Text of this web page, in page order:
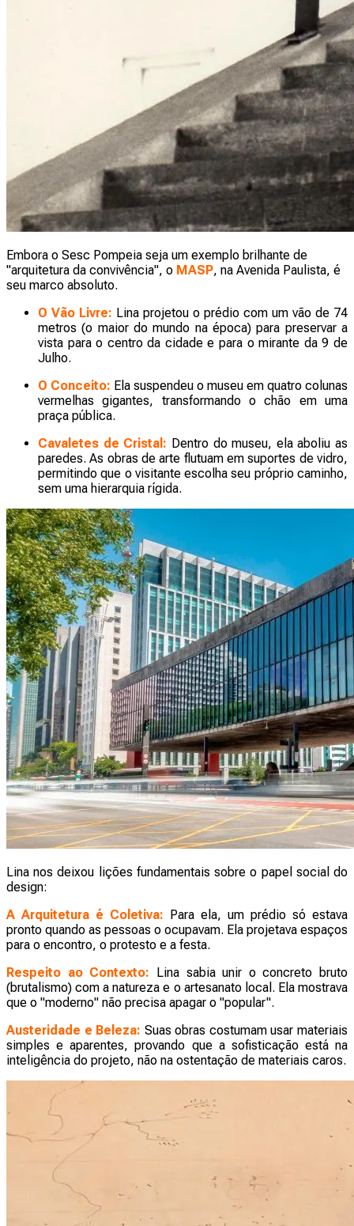
Embora o Sesc Pompeia seja um exemplo brilhante de
"arquitetura da convivência", o MASP, na Avenida Paulista, é
seu marco absoluto.
O Vão Livre: Lina projetou o prédio com um vão de 74
metros (o maior do mundo na época) para preservar a
vista para o centro da cidade e para o mirante da 9 de
Julho.
O Conceito: Ela suspendeu o museu em quatro colunas
vermelhas gigantes, transformando o chão em uma
praça pública.
Cavaletes de Cristal: Dentro do museu, ela aboliu as
paredes. As obras de arte flutuam em suportes de vidro,
permitindo que o visitante escolha seu próprio caminho,
sem uma hierarquia rígida.
Lina nos deixou lições fundamentais sobre o papel social do
design:
A Arquitetura é Coletiva: Para ela, um prédio só estava
pronto quando as pessoas o ocupavam. Ela projetava espaços
para o encontro, o protesto e a festa.
Respeito ao Contexto: Lina sabia unir o concreto bruto
(brutalismo) com a natureza e o artesanato local. Ela mostrava
que o "moderno" não precisa apagar o "popular".
Austeridade e Beleza: Suas obras costumam usar materiais
simples e aparentes, provando que a sofisticação está na
inteligência do projeto, não na ostentação de materiais caros.